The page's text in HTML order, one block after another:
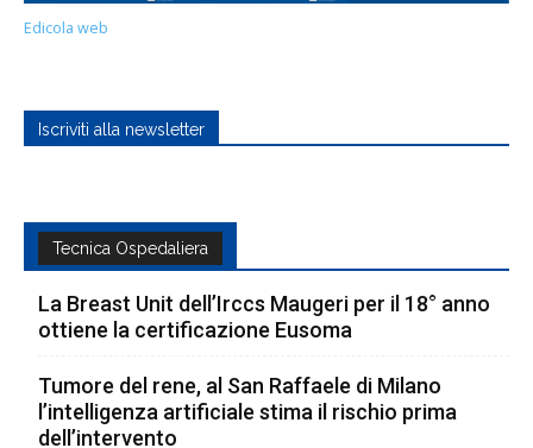
Edicola web
Iscriviti alla newsletter
Tecnica Ospedaliera
La Breast Unit dell’Irccs Maugeri per il 18° anno
ottiene la certificazione Eusoma
Tumore del rene, al San Raffaele di Milano
l’intelligenza artificiale stima il rischio prima
dell’intervento